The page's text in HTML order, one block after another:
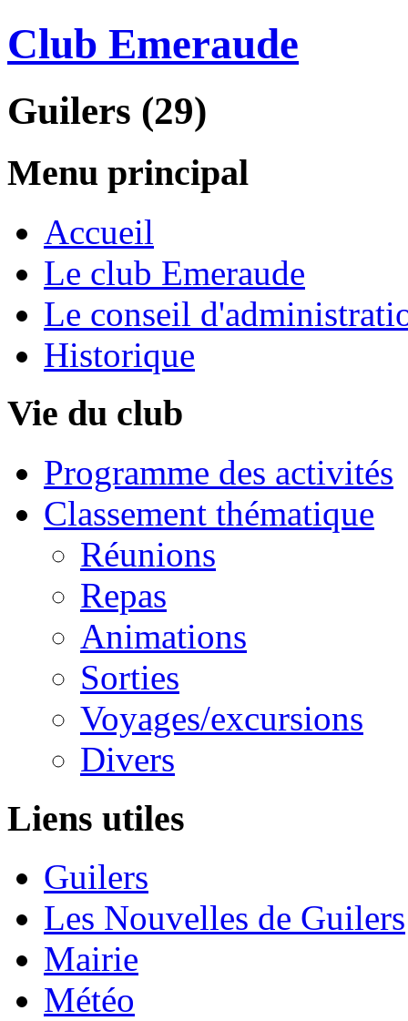
Club Emeraude
Guilers (29)
Menu principal
Accueil
Le club Emeraude
Le conseil
Historique
Vie du club
Programme des activités
Classement thématique
Réunions
Repas
Animations
Sorties
Voyages/excursions
Divers
Liens utiles
Guilers
Les Nouvelles de Guilers
Mairie
Météo